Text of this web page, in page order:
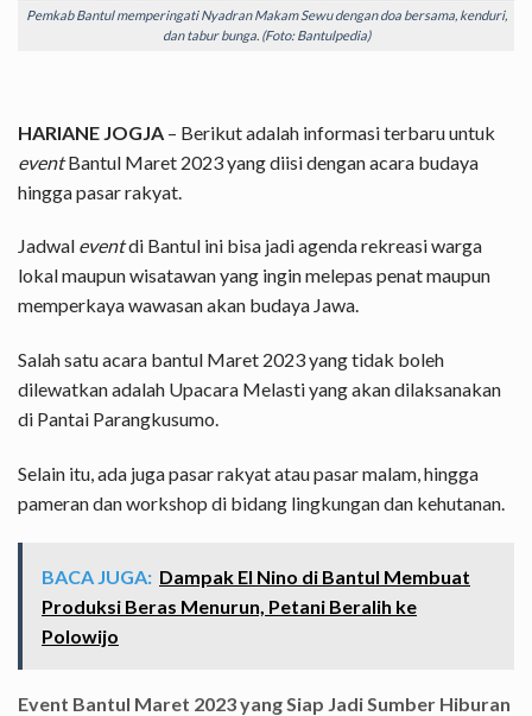
Pemkab Bantul memperingati Nyadran Makam Sewu dengan doa bersama, kenduri,
dan tabur bunga. (Foto: Bantulpedia)
HARIANE JOGJA – Berikut adalah informasi terbaru untuk
eventBantul Maret 2023 yang diisi dengan acara budaya
hingga pasar rakyat.
Jadwal eventdi Bantul ini bisa jadi agenda rekreasi warga
lokal maupun wisatawan yang ingin melepas penat maupun
memperkaya wawasan akan budaya Jawa.
Salah satu acara bantul Maret 2023 yang tidak boleh
dilewatkan adalah Upacara Melasti yang akan dilaksanakan
di Pantai Parangkusumo.
Selain itu, ada juga pasar rakyat atau pasar malam, hingga
pameran dan workshop di bidang lingkungan dan kehutanan.
BACA JUGA: Dampak El Nino di Bantul Membuat
Produksi Beras Menurun, Petani Beralih ke
Polowijo
Event Bantul Maret 2023 yang Siap Jadi Sumber Hiburan